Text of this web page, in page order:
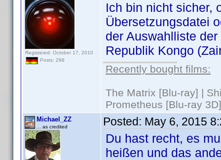
Registered: October 17, 2010
Posts: 298
Ich bin nicht sicher,
Übersetzungsdatei
der Auswahlliste
Republik Kongo
Recently bought films:
The Matrix [Blu-ray] |
Prometheus [Blu-ray
Michael_ZZ
... as credited Posted: May 6, 2015
Du hast recht, es
heißen und das